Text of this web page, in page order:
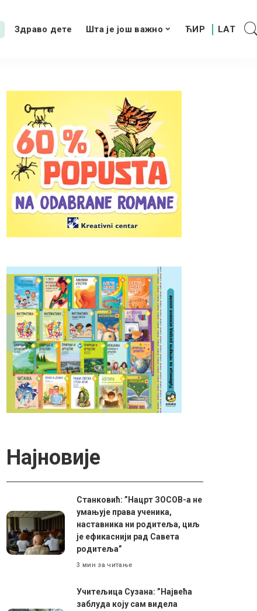
Здраво дете Шта је још важно
Најновије
Станковић: ”Нацрт ЗОСОВ-а не
умањује права ученика,
наставника ни родитеља, циљ
је ефикаснији рад Савета
родитеља”
3 мин за читање
Учитељица Сузана: ”Највећа
заблуда коју сам видела